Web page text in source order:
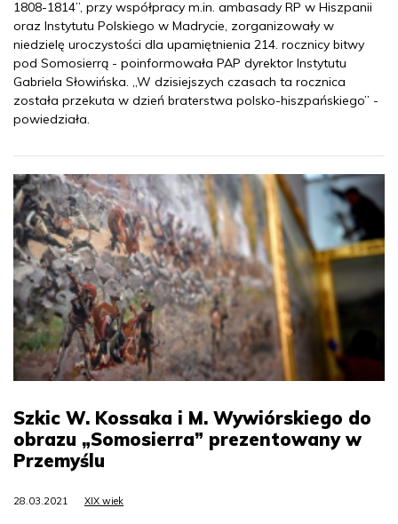
1808-1814”, przy współpracy m.in. ambasady RP w Hiszpanii
oraz Instytutu Polskiego w Madrycie, zorganizowały w
niedzielę uroczystości dla upamiętnienia 214. rocznicy bitwy
pod Somosierrą - poinformowała PAP dyrektor Instytutu
Gabriela Słowińska. „W dzisiejszych czasach ta rocznica
została przekuta w dzień braterstwa polsko-hiszpańskiego” -
powiedziała.
Szkic W. Kossaka i M. Wywiórskiego do
obrazu „Somosierra” prezentowany w
Przemyślu
28.03.2021 XIX wiek